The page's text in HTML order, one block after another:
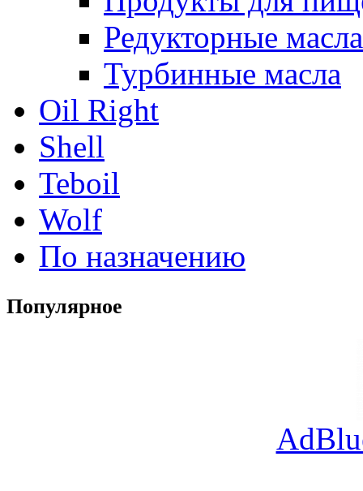
Редукторные масла
Турбинные масла
Oil Right
Shell
Teboil
Wolf
По назначению
Популярное